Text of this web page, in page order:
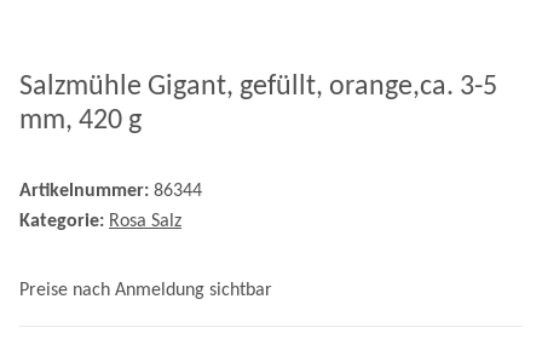
Salzmühle Gigant, gefüllt, orange,ca. 3-5
mm, 420 g
Artikelnummer: 86344
Kategorie: Rosa Salz
Preise nach Anmeldung sichtbar